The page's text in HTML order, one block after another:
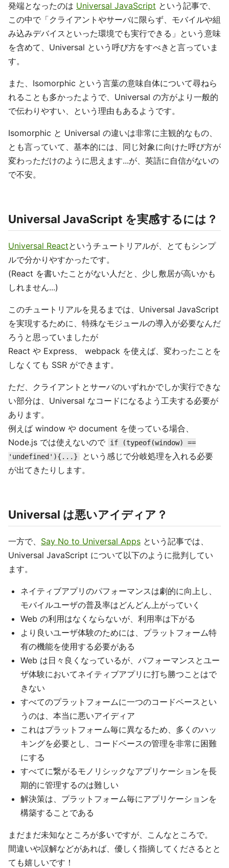
発端となったのは Universal JavaScript という記事で、
この中で「クライアントやサーバに限らず、モバイルや組
み込みデバイスといった環境でも実行できる」という意味
を含めて、Universal という呼び方をすべきと言っていま
す。
また、Isomorphic という言葉の意味自体について尋ねら
れることも多かったようで、Universal の方がより一般的
で伝わりやすい、という理由もあるようです。
Isomorphic と Universal の違いは非常に主観的なもの、
とも言っていて、基本的には、同じ対象に向けた呼び方が
変わっただけのように思えます...が、英語に自信がないの
で不安。
Universal JavaScript を実感するには？
Universal Reactというチュートリアルが、とてもシンプ
ルで分かりやすかったです。
(React を書いたことがない人だと、少し敷居が高いかも
しれません...)
このチュートリアルを見るまでは、Universal JavaScript
を実現するために、特殊なモジュールの導入が必要なんだ
ろうと思っていましたが
React や Express、 webpack を使えば、変わったことを
しなくても SSR ができます。
ただ、クライアントとサーバのいずれかでしか実行できな
い部分は、Universal なコードになるよう工夫する必要が
あります。
例えば window や document を使っている場合、
Node.js では使えないので
if (typeof(window) ==
'undefined'){...}
という感じで分岐処理を入れる必要
が出てきたりします。
Universal は悪いアイディア？
一方で、 Say No to Universal Apps という記事では、
Universal JavaScript について以下のように批判してい
ます。
ネイティブアプリのパフォーマンスは劇的に向上し、
モバイルユーザの普及率はどんどん上がっていく
Web の利用はなくならないが、利用率は下がる
より良いユーザ体験のためには、プラットフォーム特
有の機能を使用する必要がある
Web は日々良くなっているが、パフォーマンスとユー
ザ体験においてネイティブアプリに打ち勝つことはで
きない
すべてのプラットフォームに一つのコードベースとい
うのは、本当に悪いアイディア
これはプラットフォーム毎に異なるため、多くのハッ
キングを必要とし、コードベースの管理を非常に困難
にする
すべてに繋がるモノリシックなアプリケーションを長
期的に管理するのは難しい
解決策は、プラットフォーム毎にアプリケーションを
構築することである
まだまだ未知なところが多いですが、こんなところで。
間違いや誤解などがあれば、優しく指摘してくださるとと
ても嬉しいです！